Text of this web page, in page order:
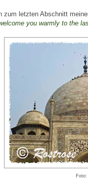
zum letzten Abschnitt
you warmly to the
Foto: